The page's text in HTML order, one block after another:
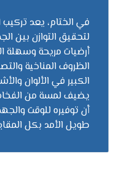
في الختام، يعد تركيب
لتحقيق التوازن بين
أرضيات مريحة وسهلة
الظروف المناخية
الكبير في الألوان
يضيف لمسة من
أن توفيره للوقت
طويل الأمد بكل